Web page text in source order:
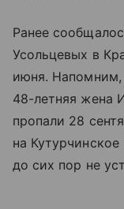
Ранее
Усольцевых в
июня. Напомним,
48-летняя жена
пропали 28
на
до сих пор не